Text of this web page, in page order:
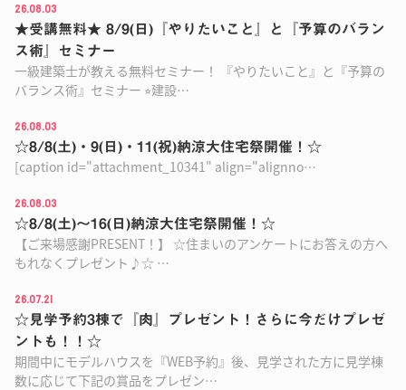
26.08.03
★受講無料★ 8/9(日)『やりたいこと』と『予算のバラン
ス術』セミナー
一級建築士が教える無料セミナー！ 『やりたいこと』と『予算の
バランス術』セミナー ⭐︎建設…
26.08.03
☆8/8(土)・9(日)・11(祝)納涼大住宅祭開催！☆
[caption id="attachment_10341" align="alignno…
26.08.03
☆8/8(土)〜16(日)納涼大住宅祭開催！☆
【ご来場感謝PRESENT！】 ☆住まいのアンケートにお答えの方へ
もれなくプレゼント♪☆ …
26.07.21
☆見学予約3棟で『肉』プレゼント！さらに今だけプレゼ
ントも！！☆
期間中にモデルハウスを『WEB予約』後、見学された方に見学棟
数に応じて下記の賞品をプレゼン…